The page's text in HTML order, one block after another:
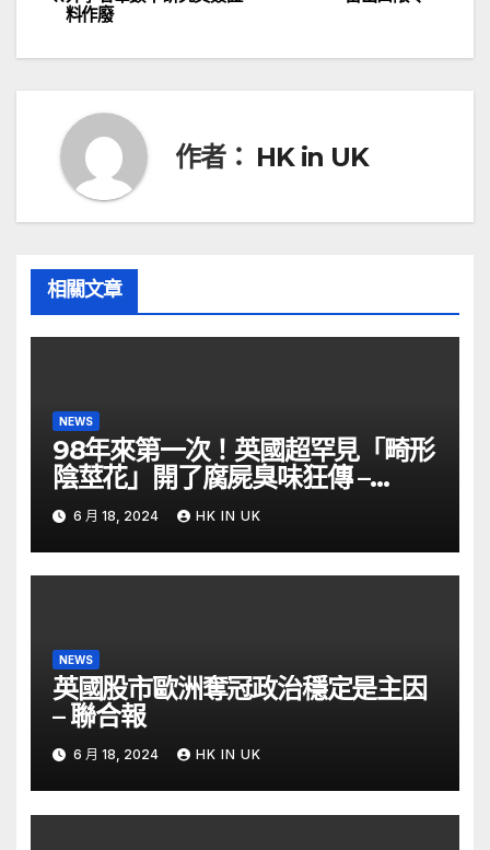
章
覽
料作廢
作者： HK in UK
相關文章
NEWS
98年來第一次！英國超罕見「畸形
陰莖花」開了腐屍臭味狂傳 –
ETtoday
6 月 18, 2024 HK IN UK
NEWS
英國股市歐洲奪冠政治穩定是主因
– 聯合報
6 月 18, 2024 HK IN UK